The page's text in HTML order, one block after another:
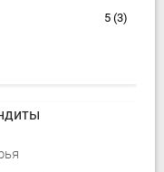
помощи от мямли-
5 (3)